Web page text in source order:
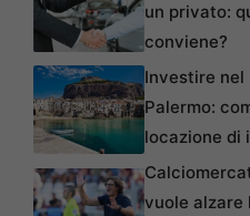
un privato:
conviene?
Investire nel
Palermo:
locazione di
vuole alzare